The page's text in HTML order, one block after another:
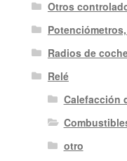
Otros
Radios de
Relé
Calefacción
otro